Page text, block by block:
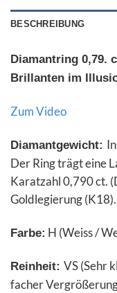
BESCHREIBUNG
Diamantring 0,79.
Brillanten im
Zum Video
Diamantgewicht:
Der Ring trägt eine
Karatzahl 0,790 ct.
Goldlegierung (K18).
Farbe: H (Weiss /
Reinheit: VS (Sehr
facher